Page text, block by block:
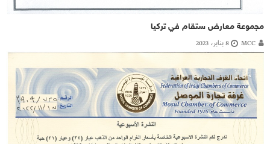
مجموعة معارض ستقام في تركيا
MCC 8 يناير، 2023